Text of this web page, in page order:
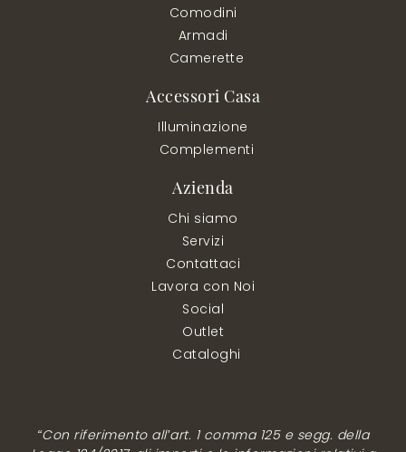
Comodini
Armadi
Camerette
Accessori Casa
Illuminazione
Complementi
Azienda
Chi siamo
Servizi
Contattaci
Lavora con Noi
Social
Outlet
Cataloghi
“Con riferimento all’art. 1 comma 125 e segg. della